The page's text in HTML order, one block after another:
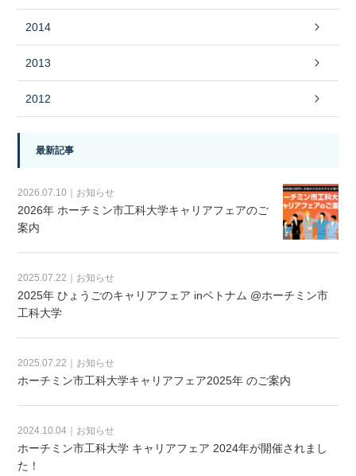
2014
2013
2012
最新記事
2026.07.10｜お知らせ
2026年 ホーチミン市工科大学キャリアフェアのご
案内
2025.07.22｜お知らせ
2025年 ひょうごのキャリアフェア inベトナム @ホーチミン市
工科大学
2025.07.22｜お知らせ
ホーチミン市工科大学キャリアフェア2025年 のご案内
2024.10.04｜お知らせ
ホーチミン市工科大学 キャリアフェア 2024年が開催されまし
た！